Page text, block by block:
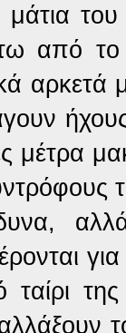
του
από
μέτρα
ταίρι